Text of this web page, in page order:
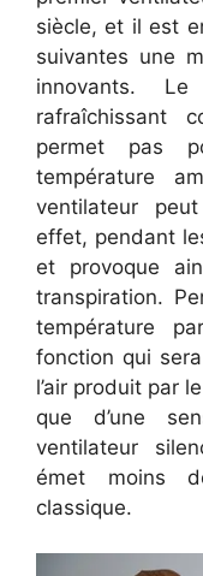
siècle, et il est
suivantes une
innovants.
rafraîchissant
permet pas
température
ventilateur
effet, pendant
et provoque
transpiration.
température
fonction qui
l’air produit par
que d’une
ventilateur
émet moins
classique.